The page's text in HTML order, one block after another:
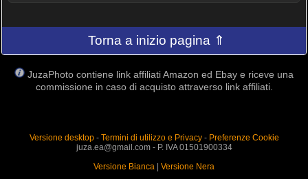
Torna a inizio pagina ⇑
JuzaPhoto contiene link affiliati Amazon ed Ebay e riceve una
commissione in caso di acquisto attraverso link affiliati.
Versione desktop- Termini di utilizzo e Privacy- Preferenze Cookie
juza.ea@gmail.com - P. IVA 01501900334
Versione Bianca
Versione Nera